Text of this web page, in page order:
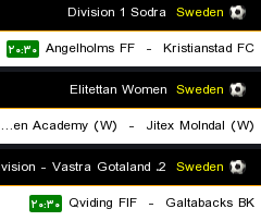
Sweden
Kristianstad FC
-
Angelholms FF ۲۰:۳۰
Sweden
Jitex Molndal (W)
-
BK Hacken Academy (W)
Sweden
Galtabacks BK
-
Qviding FIF ۲۰:۳۰